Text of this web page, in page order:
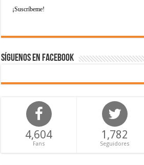
Síguenos en Facebook
4,604
Fans
1,782
Seguidores